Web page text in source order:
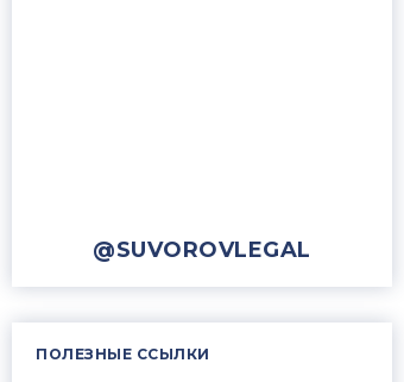
@SUVOROVLEGAL
ПОЛЕЗНЫЕ ССЫЛКИ